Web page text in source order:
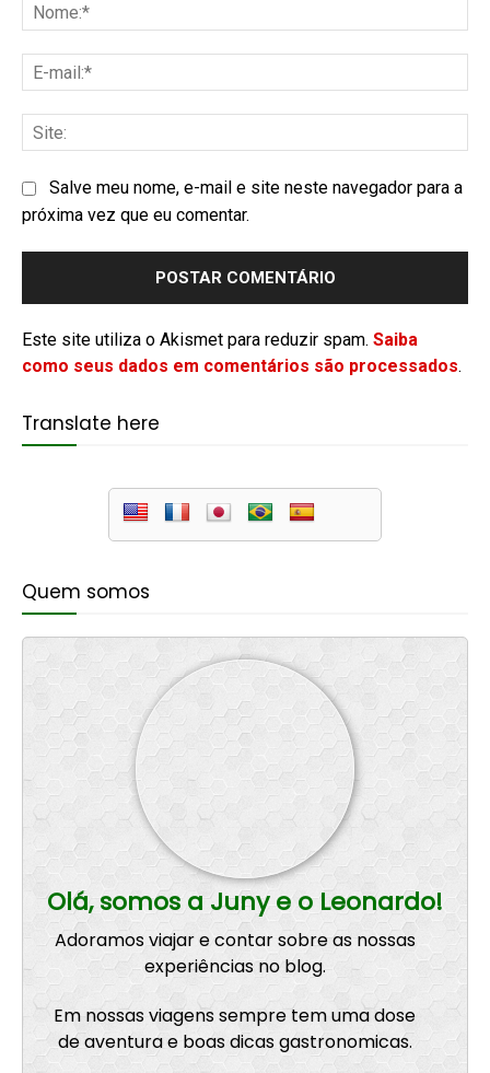
Salve meu nome, e-mail e site neste navegador para a
próxima vez que eu comentar.
Este site utiliza o Akismet para reduzir spam. Saiba
como seus dados em comentários são processados.
Translate here
Quem somos
Olá, somos a Juny e o Leonardo!
Adoramos viajar e contar sobre as nossas
experiências no blog.
Em nossas viagens sempre tem uma dose
de aventura e boas dicas gastronomicas.